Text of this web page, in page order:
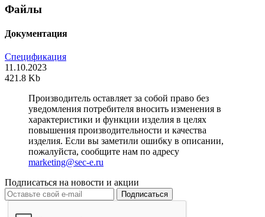
Файлы
Документация
Спецификация
11.10.2023
421.8 Kb
Производитель оставляет за собой право без
уведомления потребителя вносить изменения в
характеристики и функции изделия в целях
повышения производительности и качества
изделия. Если вы заметили ошибку в описании,
пожалуйста, сообщите нам по адресу
marketing@sec-e.ru
Подписаться на новости и акции
Подписаться